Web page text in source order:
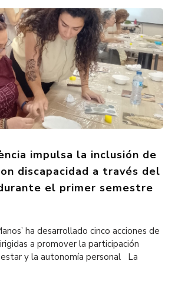
impulsa la inclusión de
discapacidad a través del
el primer semestre
ha desarrollado cinco acciones de
a promover la participación
y la autonomía personal La